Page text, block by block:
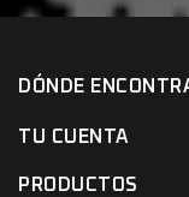
DÓNDE
TU CUENTA
PRODUCTOS